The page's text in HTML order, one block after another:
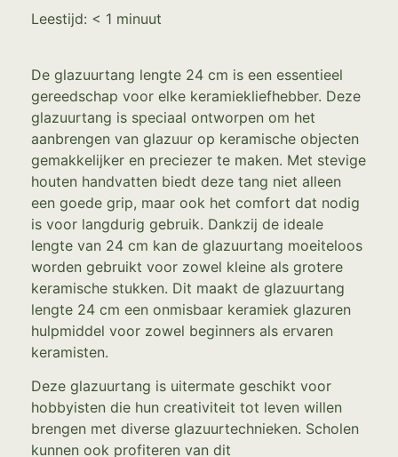
Leestijd: < 1 minuut
De glazuurtang lengte 24 cm is een essentieel
gereedschap voor elke keramiekliefhebber. Deze
glazuurtang is speciaal ontworpen om het
aanbrengen van glazuur op keramische objecten
gemakkelijker en preciezer te maken. Met stevige
houten handvatten biedt deze tang niet alleen
een goede grip, maar ook het comfort dat nodig
is voor langdurig gebruik. Dankzij de ideale
lengte van 24 cm kan de glazuurtang moeiteloos
worden gebruikt voor zowel kleine als grotere
keramische stukken. Dit maakt de glazuurtang
lengte 24 cm een onmisbaar keramiek glazuren
hulpmiddel voor zowel beginners als ervaren
keramisten.
Deze glazuurtang is uitermate geschikt voor
hobbyisten die hun creativiteit tot leven willen
brengen met diverse glazuurtechnieken. Scholen
kunnen ook profiteren van dit